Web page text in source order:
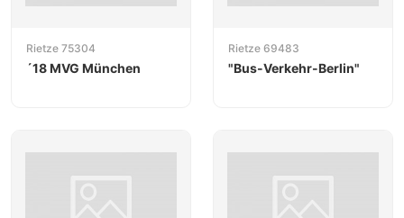
anderer H0-Hersteller.
Rietze 75304
´18 MVG München
Rietze 69483
"Bus-Verkehr-Berlin"